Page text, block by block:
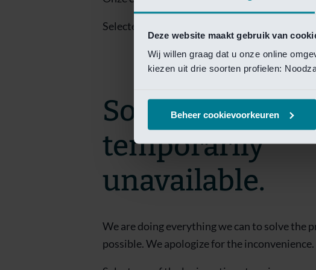
Deze website maakt gebruik van
Wij willen graag dat u onze online
kiezen uit drie soorten profielen:
Beheer cookievoorkeuren
Selecteer een van de login opties om toegang
Sorry! This
temporarily
unavailable.
We are doing everything we can to solve the
possible. We apologize for the inconvenience.